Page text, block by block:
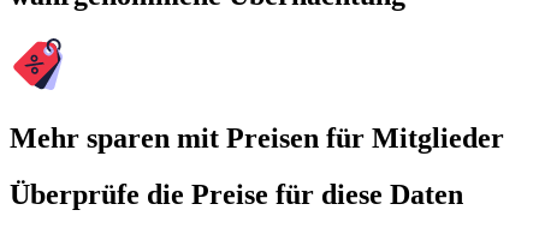
Mehr sparen mit Preisen für Mitglieder
Überprüfe die Preise für diese Daten